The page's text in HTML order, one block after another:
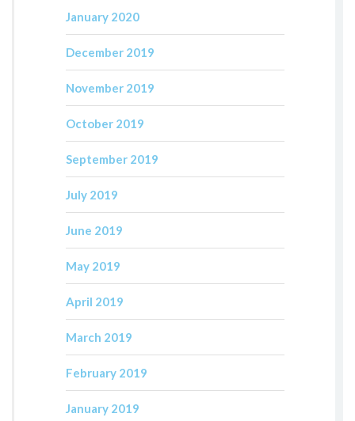
January 2020
December 2019
November 2019
October 2019
September 2019
July 2019
June 2019
May 2019
April 2019
March 2019
February 2019
January 2019